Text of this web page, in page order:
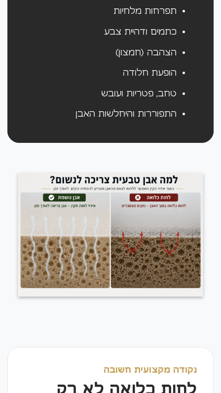
תפרחות מלחיות
כתמים ודהיית צבע
הצהבה (חמצון)
הופעת חלודה
טחב, פטריות ועובש
התפוררות והיחלשות האבן
נקודה מקצועית חשובה